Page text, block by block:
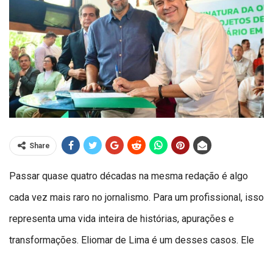
Share
Passar quase quatro décadas na mesma redação é algo
cada vez mais raro no jornalismo. Para um profissional, isso
representa uma vida inteira de histórias, apurações e
transformações. Eliomar de Lima é um desses casos. Ele